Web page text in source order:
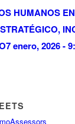
HUMANOS
7 enero, 2026 -